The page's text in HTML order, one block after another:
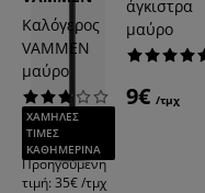
ΧΑΜΗΛΕΣ
ΤΙΜΕΣ
ΚΑΘΗΜΕΡΙΝΑ
Καλόγερος
VAMMEN
μαύρο
30€
Προηγούμενη
τιμή: 35€ /τμχ
άγκιστρα
μαύρο
9€ /τμχ